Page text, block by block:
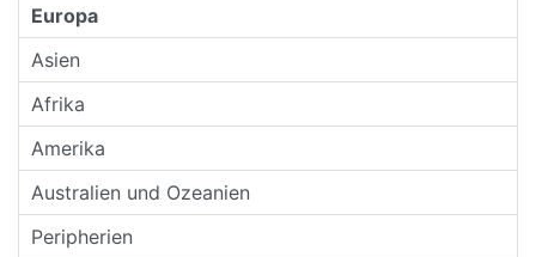
Europa
Asien
Afrika
Amerika
Australien und Ozeanien
Peripherien